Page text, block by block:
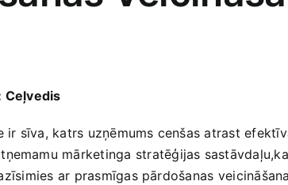
Ceļvedis
sīva, katrs ‌uzņēmums‌ cenšas atrast
mārketinga stratēģijas
ar prasmīgas pārdošanas